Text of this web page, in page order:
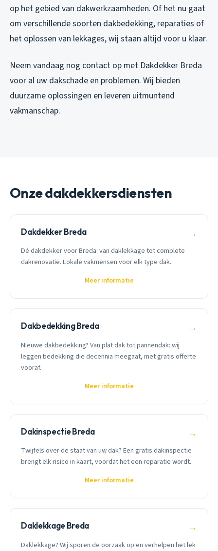
op het gebied van dakwerkzaamheden. Of het nu gaat
om verschillende soorten dakbedekking, reparaties of
het oplossen van lekkages, wij staan altijd voor u klaar.
Neem vandaag nog contact op met Dakdekker Breda
voor al uw dakschade en problemen. Wij bieden
duurzame oplossingen en leveren uitmuntend
vakmanschap.
Onze dakdekkersdiensten
Dakdekker Breda →
Dé dakdekker voor Breda: van daklekkage tot complete
dakrenovatie. Lokale vakmensen voor elk type dak.
Meer informatie
Dakbedekking Breda →
Nieuwe dakbedekking? Van plat dak tot pannendak: wij
leggen bedekking die decennia meegaat, met gratis offerte
vooraf.
Meer informatie
Dakinspectie Breda →
Twijfels over de staat van uw dak? Een gratis dakinspectie
brengt elk risico in kaart, voordat het een reparatie wordt.
Meer informatie
Daklekkage Breda →
Daklekkage? Wij sporen de oorzaak op en verhelpen het lek